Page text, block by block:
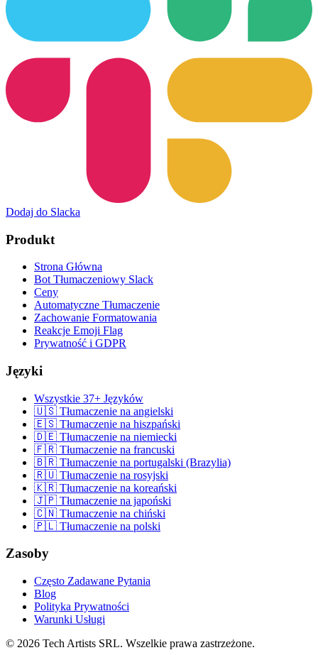
Dodaj do Slacka
Produkt
Strona Główna
Bot Tłumaczeniowy Slack
Ceny
Automatyczne Tłumaczenie
Zachowanie Formatowania
Reakcje Emoji Flag
Prywatność i GDPR
Języki
Wszystkie 37+ Języków
🇺🇸 Tłumaczenie na angielski
🇪🇸 Tłumaczenie na hiszpański
🇩🇪 Tłumaczenie na niemiecki
🇫🇷 Tłumaczenie na francuski
🇧🇷 Tłumaczenie na portugalski (Brazylia)
🇷🇺 Tłumaczenie na rosyjski
🇰🇷 Tłumaczenie na koreański
🇯🇵 Tłumaczenie na japoński
🇨🇳 Tłumaczenie na chiński
🇵🇱 Tłumaczenie na polski
Zasoby
Często Zadawane Pytania
Blog
Polityka Prywatności
Warunki Usługi
© 2026 Tech Artists SRL. Wszelkie prawa zastrzeżone.